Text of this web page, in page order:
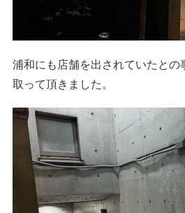
浦和にも店舗を出されていたとの
取って頂きました。